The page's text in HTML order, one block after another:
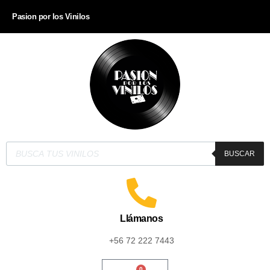
Pasion por los Vinilos
BUSCAR
Llámanos
+56 72 222 7443